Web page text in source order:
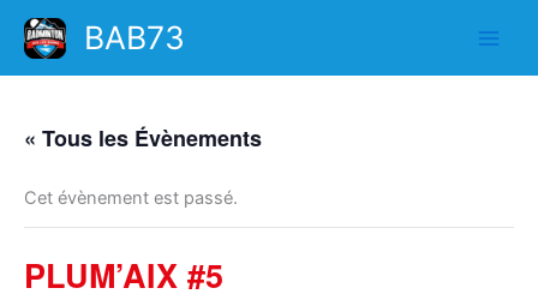
Aller
contenu
BAB73
« Tous les Évènements
Cet évènement est passé.
PLUM’AIX #5